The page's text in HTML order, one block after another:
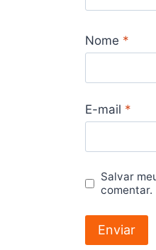
Nome *
E-mail *
Salvar
comentar.